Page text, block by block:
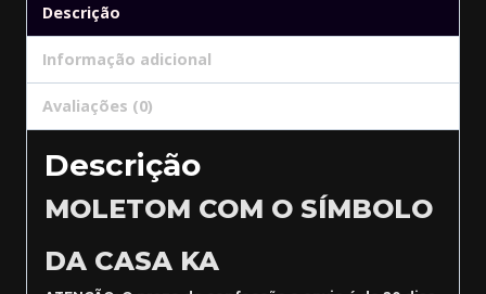
Descrição
Informação adicional
Avaliações (0)
Descrição
MOLETOM COM O SÍMBOLO
DA CASA KA